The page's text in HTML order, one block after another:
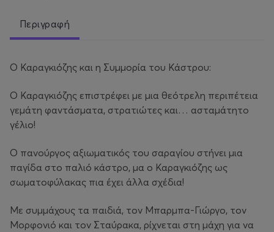
Περιγραφή
Ο Καραγκιόζης και η Συμμορία του Κάστρου:
Ο Καραγκιόζης επιστρέφει με μια θεότρελη περιπέτεια
γεμάτη φαντάσματα, στρατιώτες και… ασταμάτητο
γέλιο!
Ο πανούργος αξιωματικός του σαραγίου στήνει μια
παγίδα στο παλιό κάστρο, μα ο Καραγκιόζης ως
σωματοφύλακας πια έχει άλλα σχέδια!
Με συμμάχους τα παιδιά, τον Μπαρμπα-Γιώργο, τον
Μορφονιό και τον Σταύρακα, ρίχνεται στη μάχη για να